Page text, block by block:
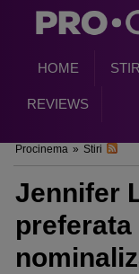
HOME
REVIEWS
Procinema » Stiri
Jennifer